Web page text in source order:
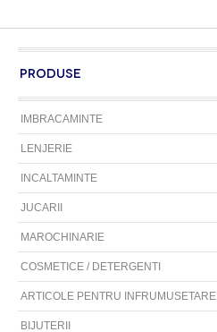
PRODUSE
IMBRACAMINTE
LENJERIE
INCALTAMINTE
JUCARII
MAROCHINARIE
COSMETICE / DETERGENTI
ARTICOLE PENTRU INFRUMUSETARE
BIJUTERII